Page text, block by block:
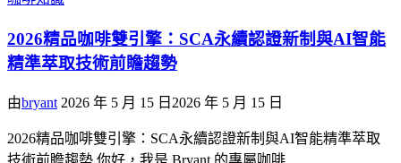
2026精品咖啡雙引擎：SCA永續認證新制與AI智能
精準萃取技術前瞻趨勢
由bryant 2026 年 5 月 15 日 2026 年 5 月 15 日
2026精品咖啡雙引擎：SCA永續認證新制與AI智能精準萃取
技術前瞻趨勢 你好，我是 Bryant 的專屬咖啡…